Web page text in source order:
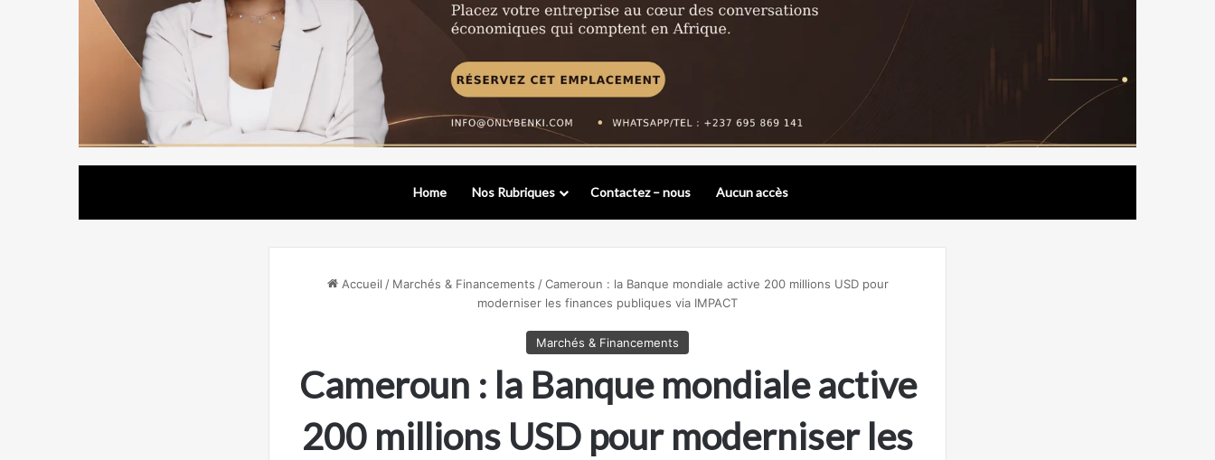
Home Nos Rubriques Contactez – nous Aucun accès
Accueil / Marchés & Financements / Cameroun : la Banque mondiale active 200 millions USD pour
moderniser les finances publiques via IMPACT
Marchés & Financements
Cameroun : la Banque mondiale active
200 millions USD pour moderniser les